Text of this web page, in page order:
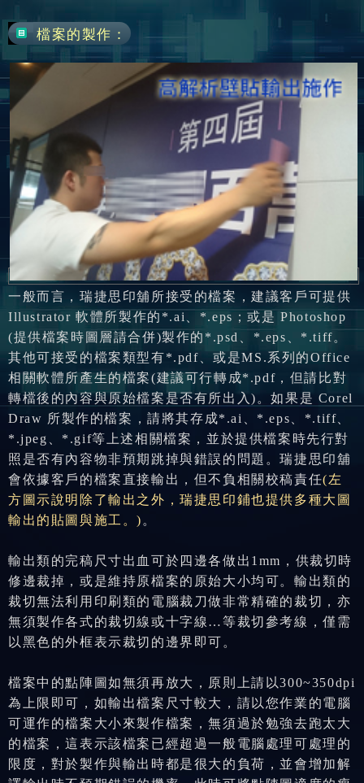
檔案的製作：
一般而言，瑞捷思印舖所接受的檔案，建議客戶可提供
Illustrator軟體所製作的*.ai、*.eps；或是Photoshop
(提供檔案時圖層請合併)製作的*.psd、*.eps、*.tiff。
其他可接受的檔案類型有*.pdf、或是MS.系列的Office
相關軟體所產生的檔案(建議可行轉成*.pdf，但請比對
轉檔後的內容與原始檔案是否有所出入)。如果是 Corel
Draw 所製作的檔案，請將其存成*.ai、*.eps、*.tiff、
*.jpeg、*.gif等上述相關檔案，並於提供檔案時先行對
照是否有內容物非預期跳掉與錯誤的問題。瑞捷思印舖
會依據客戶的檔案直接輸出，但不負相關校稿責任(左
方圖示說明除了輸出之外，瑞捷思印鋪也提供多種大圖
輸出的貼圖與施工。) 。
輸出類的完稿尺寸出血可於四邊各做出1mm，供裁切時
修邊裁掉，或是維持原檔案的原始大小均可。輸出類的
裁切無法利用印刷類的電腦裁刀做非常精確的裁切，亦
無須製作各式的裁切線或十字線…等裁切參考線，僅需
以黑色的外框表示裁切的邊界即可。
檔案中的點陣圖如無須再放大，原則上請以300~350dpi
為上限即可，如輸出檔案 尺寸較大，請以您作業的電腦
可運作的檔案大小來製作檔案，無須過於勉強去跑太大
的檔案，這表示該檔案已經超過一般電腦處理可處理的
限度，對於製作與輸出時都是很大的負荷，並會增加解